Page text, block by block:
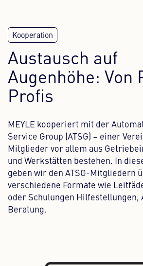
Austausch auf
Augenhöhe: Von
Profis
MEYLE kooperiert mit der
Service Group (ATSG) – einer
Mitglieder vor allem aus
und Werkstätten bestehen. In
geben wir den ATSG-Mitgliedern
verschiedene Formate wie
oder Schulungen Hilfestellungen,
Beratung.